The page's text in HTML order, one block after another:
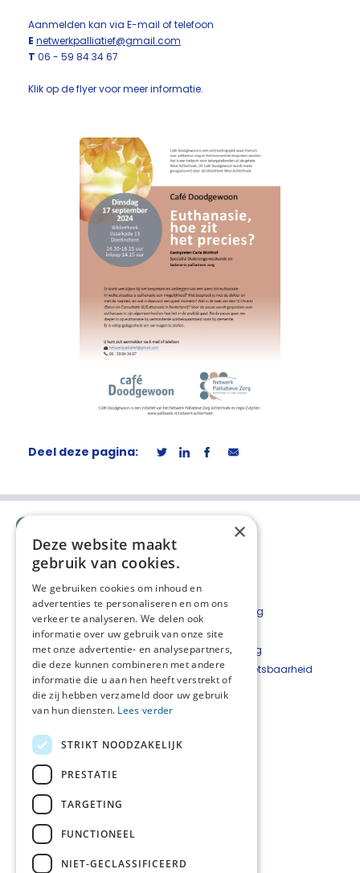
Aanmelden kan via E-mail of telefoon
E netwerkpalliatief@gmail.com
T 06 - 59 84 34 67
Klik op de flyer voor meer informatie.
Deel deze pagina:
Contact
Bestelformulier
Nieuwsbrief
Privacyverklaring
Disclaimer
Cookieverklaring
Beveiligingskwetsbaarheid
melden
West-Achterhoek
Hetty Top
06 - 22 24 33 93
hetty@hettytop.nl
Netwerkcoördinator
Oost-Achterhoek
Jessica Verboom
06 - 11 42 70 37
j.verboom@skbwinterswijk.nl
×
Deze website maakt
gebruik van cookies.
We gebruiken cookies om inhoud en
advertenties te personaliseren en om ons
verkeer te analyseren. We delen ook
informatie over uw gebruik van onze site
met onze advertentie- en analysepartners,
die deze kunnen combineren met andere
informatie die u aan hen heeft verstrekt of
die zij hebben verzameld door uw gebruik
van hun diensten. Lees verder
STRIKT NOODZAKELIJK
PRESTATIE
TARGETING
FUNCTIONEEL
NIET-GECLASSIFICEERD